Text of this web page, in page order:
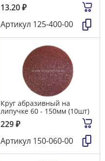
13.20₽
Артикул 125-400-00
Круг абразивный на
липучке 60 - 150мм (10шт)
229₽
Артикул 150-060-00